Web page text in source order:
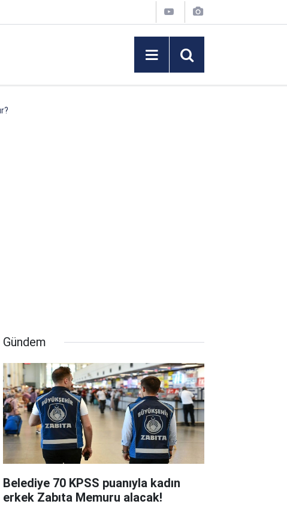
Gündem
Belediye 70 KPSS puanıyla kadın
erkek Zabıta Memuru alacak!